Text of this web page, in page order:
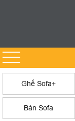
Ghế Sofa+
Bàn Sofa